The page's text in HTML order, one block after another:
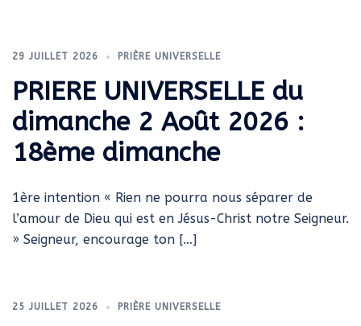
29 JUILLET 2026 PRIÈRE UNIVERSELLE
PRIERE UNIVERSELLE du
dimanche 2 Août 2026 :
18ème dimanche
1ère intention « Rien ne pourra nous séparer de
l’amour de Dieu qui est en Jésus-Christ notre Seigneur.
» Seigneur, encourage ton […]
25 JUILLET 2026 PRIÈRE UNIVERSELLE